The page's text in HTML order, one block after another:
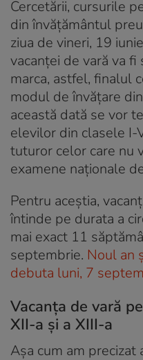
Cercetării, cursurile
din învățământul
ziua de vineri, 19
vacanței de vară va fi
marca, astfel, finalul
modul de învățare
această dată se vor
elevilor din clasele I-
tuturor celor care nu
examene naționale
Pentru aceștia,
întinde pe durata a
mai exact 11
septembrie. Noul an
debuta luni, 7
Vacanța de vară
XII-a și a XIII-a
Așa cum am